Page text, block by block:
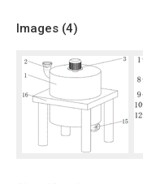
Images (4)